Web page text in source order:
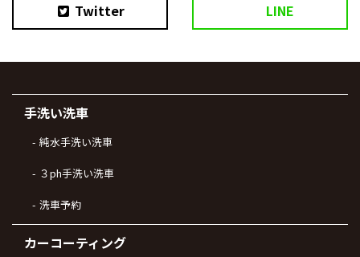
Twitter LINE
手洗い洗車
純水手洗い洗車
３ph手洗い洗車
洗車予約
カーコーティング